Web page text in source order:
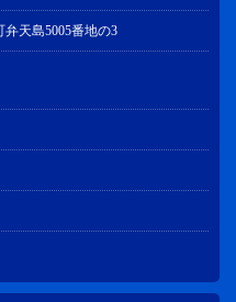
天島5005番地の3